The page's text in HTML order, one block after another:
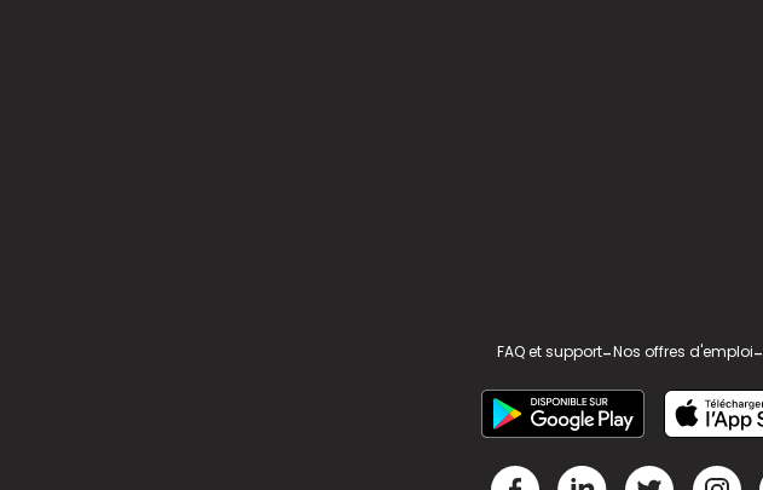
FAQ et support-Nos offres d'emploi-